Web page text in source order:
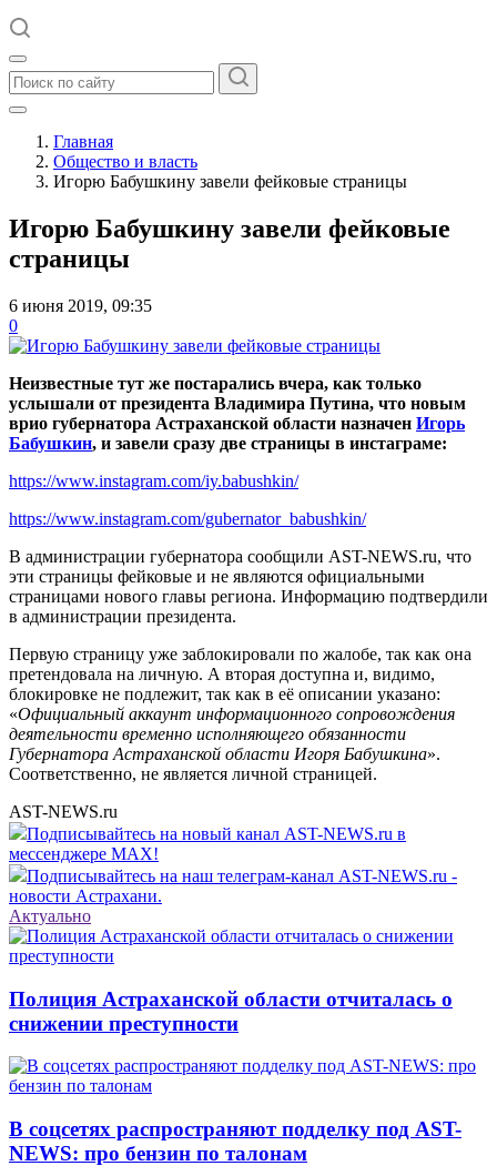
Главная
Общество и власть
Игорю Бабушкину завели фейковые страницы
Игорю Бабушкину завели фейковые
страницы
6 июня 2019, 09:35
0
Неизвестные тут же постарались вчера, как только
услышали от президента Владимира Путина, что новым
врио губернатора Астраханской области назначен Игорь
Бабушкин, и завели сразу две страницы в инстаграме:
https://www.instagram.com/iy.babushkin/
https://www.instagram.com/gubernator_babushkin/
В администрации губернатора сообщили AST-NEWS.ru, что
эти страницы фейковые и не являются официальными
страницами нового главы региона. Информацию подтвердили
в администрации президента.
Первую страницу уже заблокировали по жалобе, так как она
претендовала на личную. А вторая доступна и, видимо,
блокировке не подлежит, так как в её описании указано:
«Официальный аккаунт информационного сопровождения
деятельности временно исполняющего обязанности
Губернатора Астраханской области Игоря Бабушкина».
Соответственно, не является личной страницей.
AST-NEWS.ru
Подписывайтесь на новый канал AST-NEWS.ru в
мессенджере MAX!
Подписывайтесь на наш телеграм-канал AST-NEWS.ru -
новости Астрахани.
Актуально
Полиция Астраханской области отчиталась о
снижении преступности
В соцсетях распространяют подделку под AST-
NEWS: про бензин по талонам